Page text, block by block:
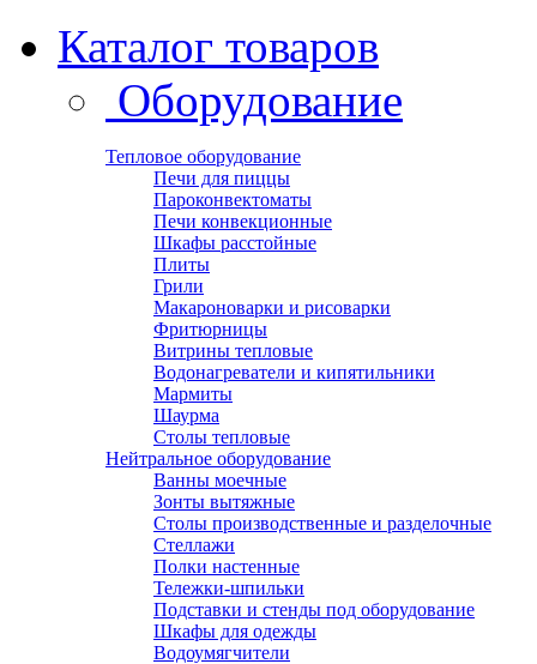
Каталог товаров
Оборудование
Тепловое оборудование
Печи для пиццы
Пароконвектоматы
Печи конвекционные
Шкафы расстойные
Плиты
Грили
Макароноварки и рисоварки
Фритюрницы
Витрины тепловые
Водонагреватели и кипятильники
Мармиты
Шаурма
Столы тепловые
Нейтральное оборудование
Ванны моечные
Зонты вытяжные
Столы производственные и разделочные
Стеллажи
Полки настенные
Тележки-шпильки
Подставки и стенды под оборудование
Шкафы для одежды
Водоумягчители